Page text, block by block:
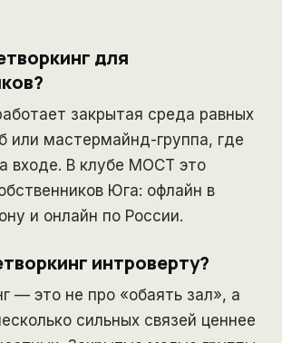
для
закрытая среда равных
или мастермайнд-группа, где
входе. В клубе МОСТ это
Юга: офлайн в
и онлайн по России.
интроверту?
— это не про «обаять зал», а
сильных связей ценнее